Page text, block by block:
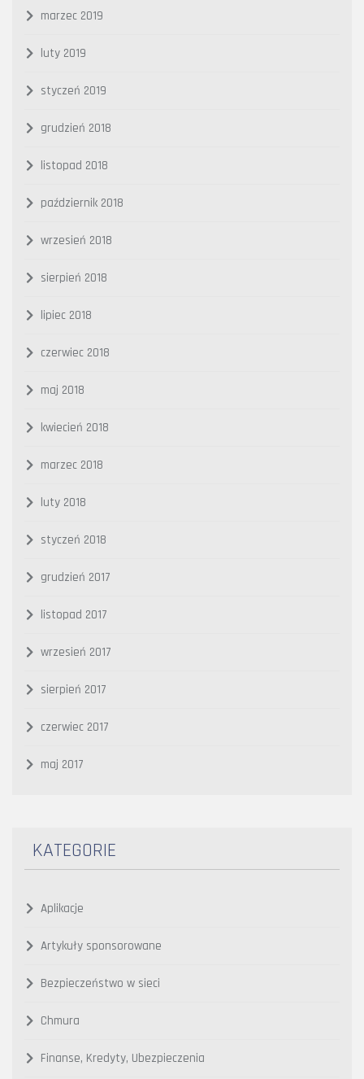
marzec 2019
luty 2019
styczeń 2019
grudzień 2018
listopad 2018
październik 2018
wrzesień 2018
sierpień 2018
lipiec 2018
czerwiec 2018
maj 2018
kwiecień 2018
marzec 2018
luty 2018
styczeń 2018
grudzień 2017
listopad 2017
wrzesień 2017
sierpień 2017
czerwiec 2017
maj 2017
KATEGORIE
Aplikacje
Artykuły sponsorowane
Bezpieczeństwo w sieci
Chmura
Finanse, Kredyty, Ubezpieczenia